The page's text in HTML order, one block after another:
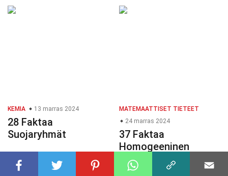
KEMIA 13 marras 2024
28 Faktaa
Suojaryhmät
MATEMAATTISET TIETEET
24 marras 2024
37 Faktaa
Homogeeninen